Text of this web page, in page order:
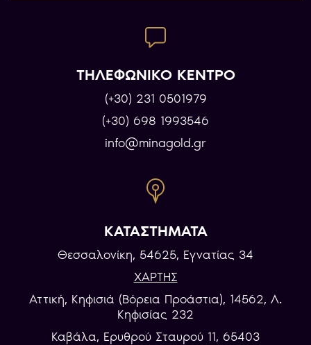
ΤΗΛΕΦΩΝΙΚΟ ΚΕΝΤΡΟ
(+30) 231 0501979
(+30) 698 1993546
info@minagold.gr
ΚΑΤΑΣΤΗΜΑΤΑ
Θεσσαλονίκη, 54625, Εγνατίας 34
ΧΑΡΤΗΣ
Αττική, Κηφισιά (Βόρεια Προάστια), 14562, Λ.
Κηφισίας 232
Καβάλα, Eρυθρού Σταυρού 11, 65403